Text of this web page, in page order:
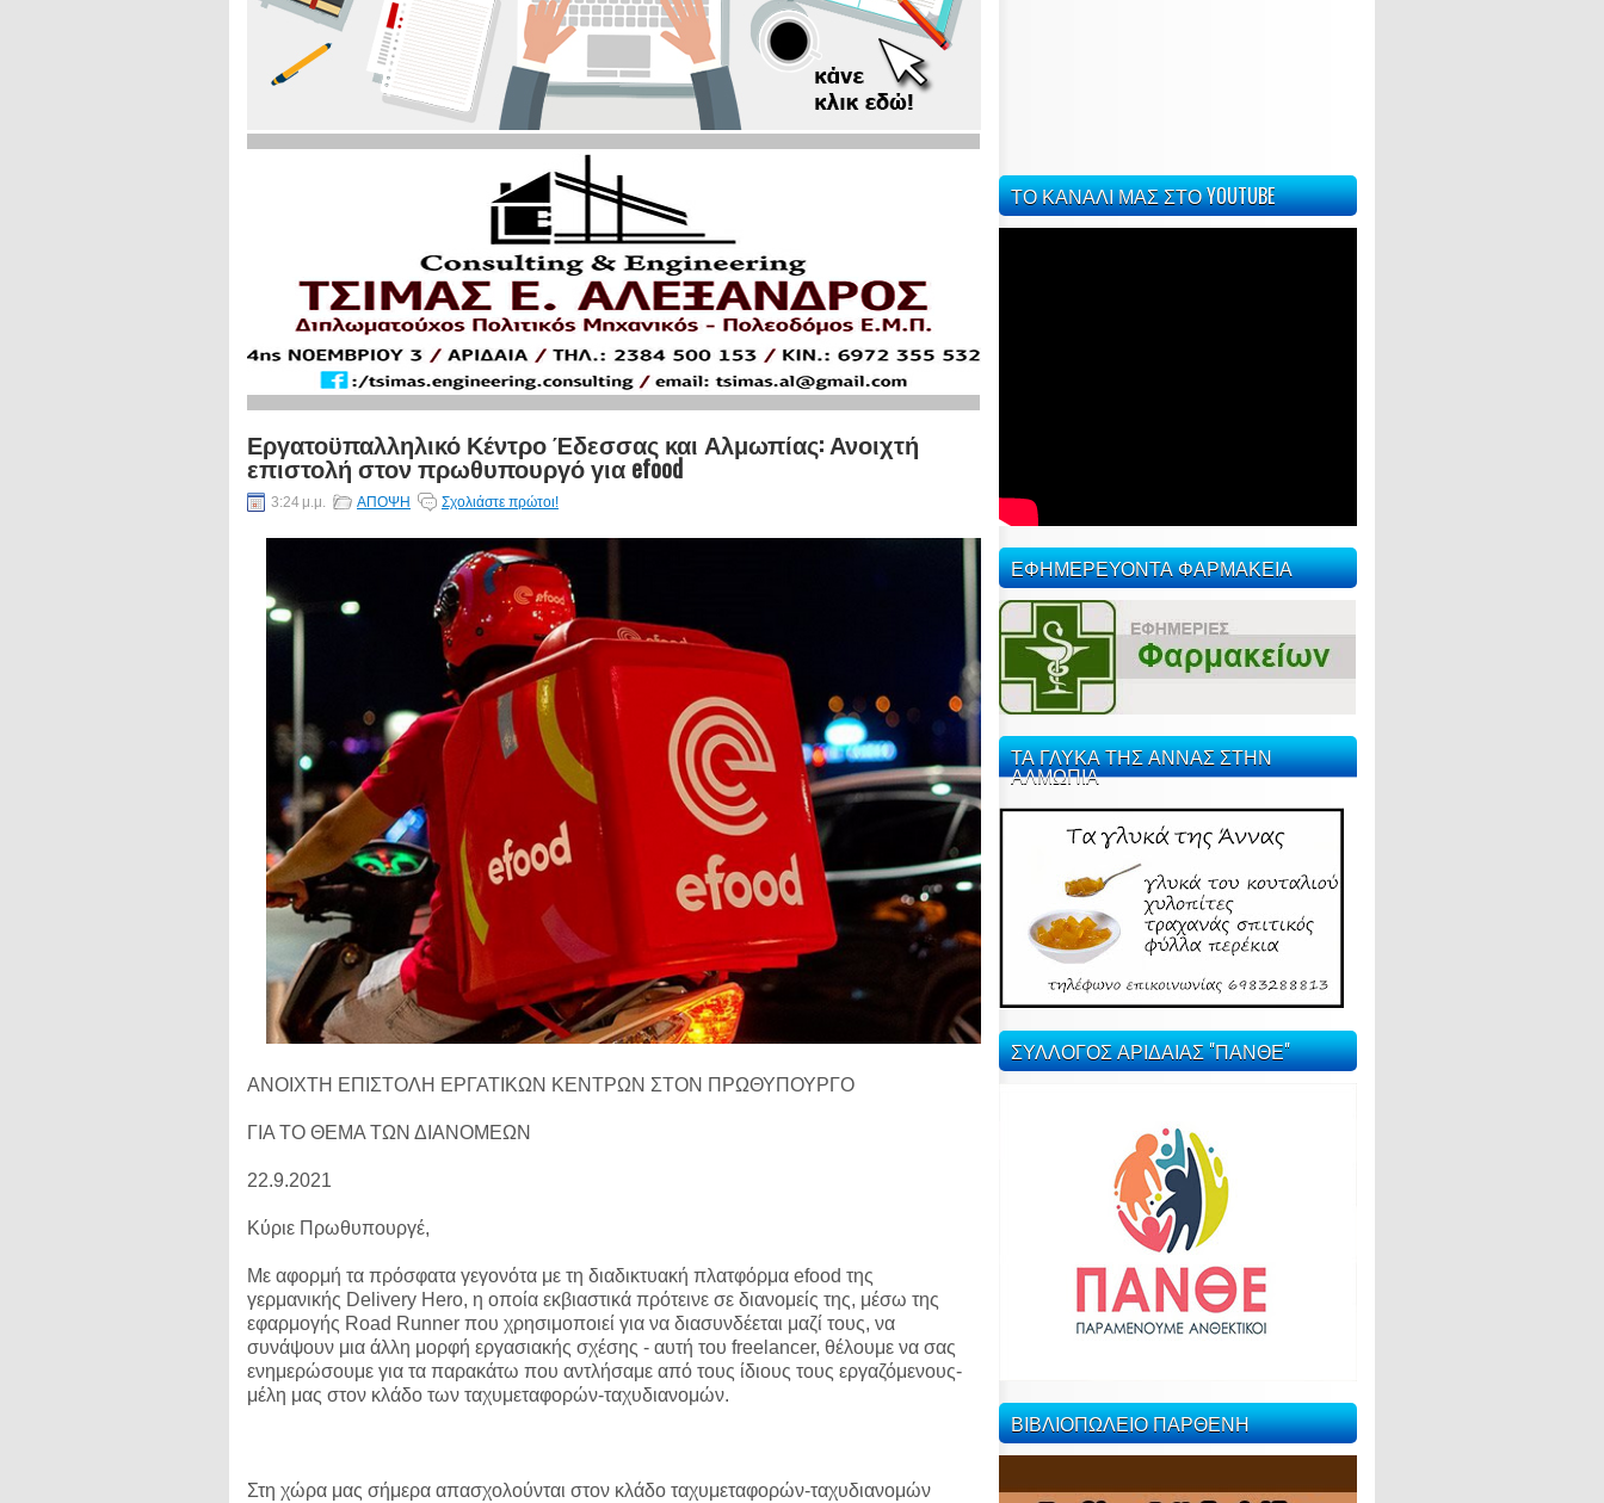
Εργατοϋπαλληλικό Κέντρο Έδεσσας και Αλμωπίας: Ανοιχτή
επιστολή στον πρωθυπουργό για efood
3:24 μ.μ. ΑΠΟΨΗ Σχολιάστε πρώτοι!
ΑΝΟΙΧΤΗ ΕΠΙΣΤΟΛΗ ΕΡΓΑΤΙΚΩΝ ΚΕΝΤΡΩΝ ΣΤΟΝ ΠΡΩΘΥΠΟΥΡΓΟ
ΓΙΑ ΤΟ ΘΕΜΑ ΤΩΝ ΔΙΑΝΟΜΕΩΝ
22.9.2021
Κύριε Πρωθυπουργέ,
Με αφορμή τα πρόσφατα γεγονότα με τη διαδικτυακή πλατφόρμα efood της
γερμανικής Delivery Hero, η οποία εκβιαστικά πρότεινε σε διανομείς της, μέσω της
εφαρμογής Road Runner που χρησιμοποιεί για να διασυνδέεται μαζί τους, να
συνάψουν μια άλλη μορφή εργασιακής σχέσης - αυτή του freelancer, θέλουμε να σας
ενημερώσουμε για τα παρακάτω που αντλήσαμε από τους ίδιους τους εργαζόμενους-
μέλη μας στον κλάδο των ταχυμεταφορών-ταχυδιανομών.
Στη χώρα μας σήμερα απασχολούνται στον κλάδο ταχυμεταφορών-ταχυδιανομών
ΤΟ ΚΑΝΑΛΙ ΜΑΣ ΣΤΟ YOUTUBE
ΕΦΗΜΕΡΕΥΟΝΤΑ ΦΑΡΜΑΚΕΙΑ
ΤΑ ΓΛΥΚΑ ΤΗΣ ΑΝΝΑΣ ΣΤΗΝ
ΑΛΜΩΠΙΑ
ΣΥΛΛΟΓΟΣ ΑΡΙΔΑΙΑΣ "ΠΑΝΘΕ"
ΒΙΒΛΙΟΠΩΛΕΙΟ ΠΑΡΘΕΝΗ